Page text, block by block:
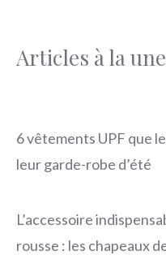
Articles à la une
6 vêtements UPF que
leur garde-robe d’été
L’accessoire
rousse : les chapeaux